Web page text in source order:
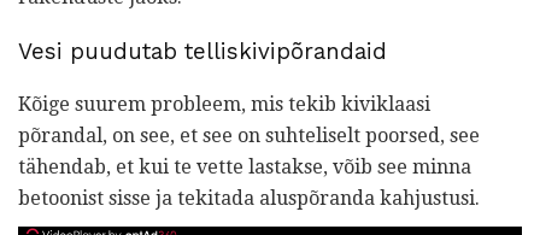
Vesi puudutab telliskivipõrandaid
Kõige suurem probleem, mis tekib kiviklaasi
põrandal, on see, et see on suhteliselt poorsed, see
tähendab, et kui te vette lastakse, võib see minna
betoonist sisse ja tekitada aluspõranda kahjustusi.